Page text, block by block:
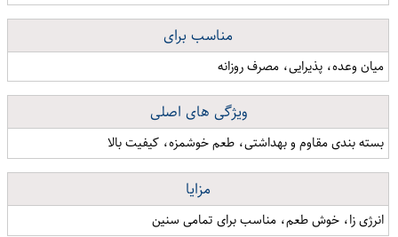
مناسب برای
میان وعده، پذیرایی، مصرف روزانه
ویژگی های اصلی
بسته بندی مقاوم و بهداشتی، طعم خوشمزه، کیفیت بالا
مزایا
انرژی زا، خوش طعم، مناسب برای تمامی سنین